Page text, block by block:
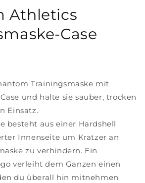
Athletics
Case
Trainingsmaske mit
und halte sie sauber, trocken
Einsatz.
besteht aus einer Hardshell
Innenseite um Kratzer an
zu verhindern. Ein
verleiht dem Ganzen einen
du überall hin mitnehmen